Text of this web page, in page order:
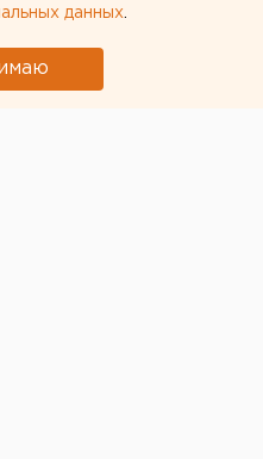
данных